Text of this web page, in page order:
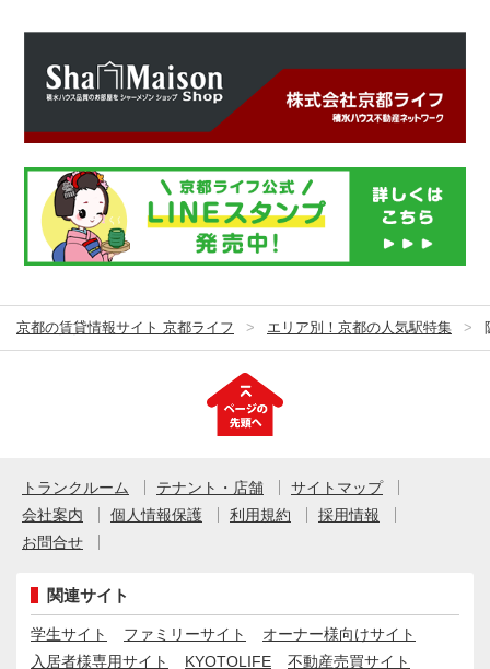
京都の賃貸情報サイト 京都ライフ エリア別！京都の人気駅特集
トランクルーム テナント・店舗
サイトマップ
会社案内
個人情報保護 利用規約
採用情報
お問合せ
関連サイト
学生サイト ファミリーサイト
オーナー様向けサイト
入居者様専用サイト
KYOTOLIFE 不動産売買サイト